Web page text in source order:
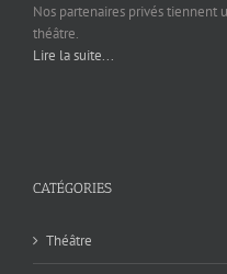
Nos partenaires privés tiennent
théâtre.
Lire la suite...
CATÉGORIES
Théâtre